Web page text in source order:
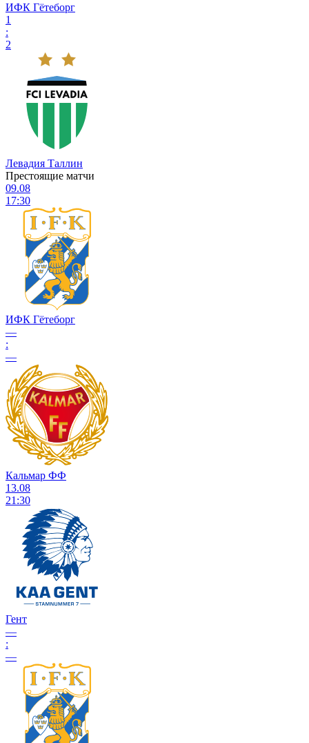
ИФК Гётеборг
1
:
2
Левадия Таллин
Престоящие матчи
09.08
17:30
ИФК Гётеборг
—
:
—
Кальмар ФФ
13.08
21:30
Гент
—
:
—